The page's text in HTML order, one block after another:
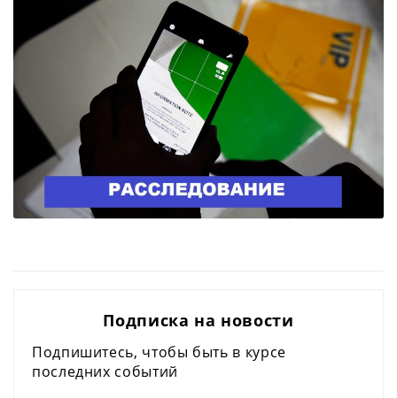
Подписка на новости
Подпишитесь, чтобы быть в курсе
последних событий